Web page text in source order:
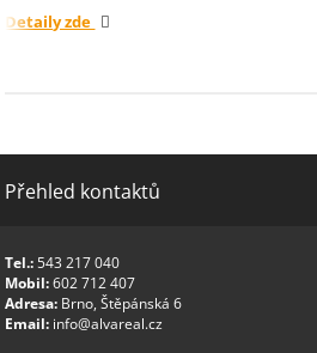
Detaily zde
Přehled kontaktů
Tel.:543 217 040
Mobil:602 712 407
Adresa: Brno, Štěpánská 6
Email: info@alvareal.cz